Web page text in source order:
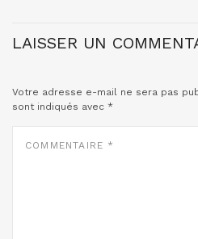
LAISSER UN
Votre adresse e-mail ne sera pas
sont indiqués avec *